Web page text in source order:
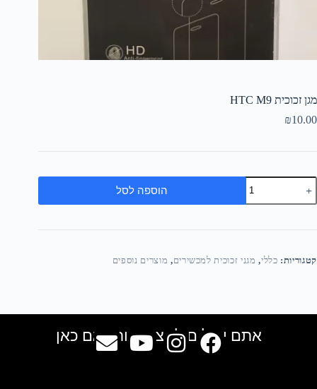
מגן זכוכית HTC M9
₪10.00
הוספה לסל
קטגוריות: כללי, מגני זכוכית למכשירים, מוצרים נוספים
אתם יכולים למצוא אותנו גם כאן